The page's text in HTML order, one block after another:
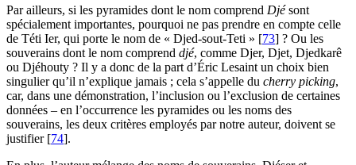
Par ailleurs, si les pyramides dont le nom comprend Djésont
spécialement importantes, pourquoi ne pas prendre en compte celle
de Téti Ier, qui porte le nom de « Djed-sout-Teti » [73] ? Ou les
souverains dont le nom comprend djé, comme Djer, Djet, Djedkarê
ou Djéhouty ? Il y a donc de la part d’Éric Lesaint un choix bien
singulier qu’il n’explique jamais ; cela s’appelle du cherry picking,
car, dans une démonstration, l’inclusion ou l’exclusion de certaines
données – en l’occurrence les pyramides ou les noms des
souverains, les deux critères employés par notre auteur, doivent se
justifier[74].